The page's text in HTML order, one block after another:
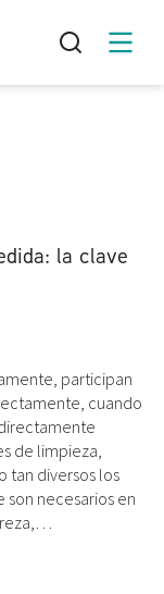
la clave
participan
cuando
de limpieza,
tan diversos los
necesarios en